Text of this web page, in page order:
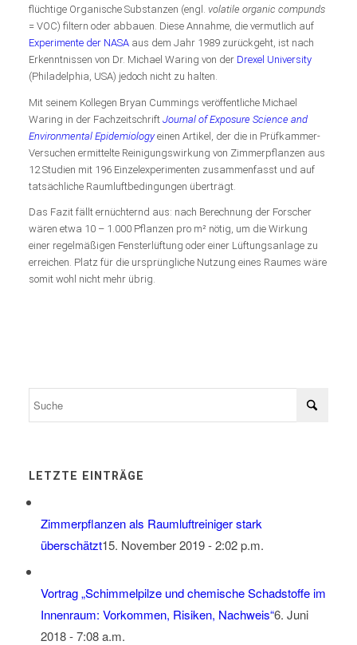
flüchtige Organische Substanzen (engl. volatile organic compunds
= VOC) filtern oder abbauen. Diese Annahme, die vermutlich auf
Experimente der NASAaus dem Jahr 1989 zurückgeht, ist nach
Erkenntnissen von Dr. Michael Waring von der Drexel University
(Philadelphia, USA) jedoch nicht zu halten.
Mit seinem Kollegen Bryan Cummings veröffentliche Michael
Waring in der Fachzeitschrift Journal of Exposure Science and
Environmental Epidemiologyeinen Artikel, der die in Prüfkammer-
Versuchen ermittelte Reinigungswirkung von Zimmerpflanzen aus
12 Studien mit 196 Einzelexperimenten zusammenfasst und auf
tatsächliche Raumluftbedingungen überträgt.
Das Fazit fällt ernüchternd aus: nach Berechnung der Forscher
wären etwa 10 – 1.000 Pflanzen pro m² nötig, um die Wirkung
einer regelmäßigen Fensterlüftung oder einer Lüftungsanlage zu
erreichen. Platz für die ursprüngliche Nutzung eines Raumes wäre
somit wohl nicht mehr übrig.
LETZTE EINTRÄGE
Zimmerpflanzen als Raumluftreiniger stark
überschätzt15. November 2019 - 2:02 p.m.
Vortrag „Schimmelpilze und chemische Schadstoffe im
Innenraum: Vorkommen, Risiken, Nachweis“6. Juni
2018 - 7:08 a.m.